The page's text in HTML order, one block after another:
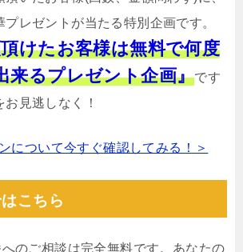
レゼントが当たる特別企画です。
けたお客様は無料で何度
来るプレゼント企画』です
見逃しなく！
について今すぐ確認してみる！＞
こちら
のご相談は完全無料です。あなたの